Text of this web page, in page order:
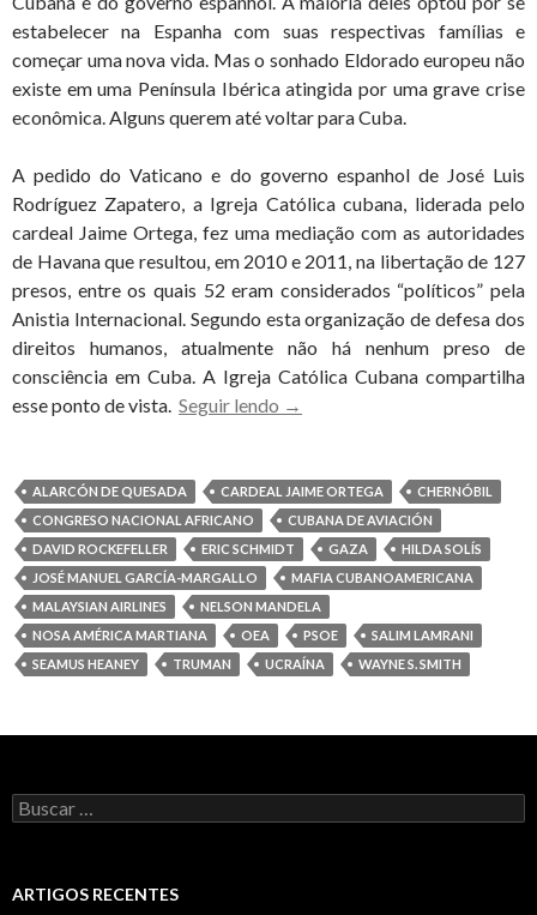
estabelecer na Espanha com suas respectivas famílias e
começar uma nova vida. Mas o sonhado Eldorado europeu não
existe em uma Península Ibérica atingida por uma grave crise
econômica. Alguns querem até voltar para Cuba.
A pedido do Vaticano e do governo espanhol de José Luis
Rodríguez Zapatero, a Igreja Católica cubana, liderada pelo
cardeal Jaime Ortega, fez uma mediação com as autoridades
de Havana que resultou, em 2010 e 2011, na libertação de 127
presos, entre os quais 52 eram considerados “políticos” pela
Anistia Internacional. Segundo esta organização de defesa dos
direitos humanos, atualmente não há nenhum preso de
consciência em Cuba. A Igreja Católica Cubana compartilha
esse ponto de vista. Seguir lendo Voltar
é
o
sonho
que
cresce
entre
os
→
ALARCÓN DE QUESADA CARDEAL JAIME ORTEGA
CHERNÓBIL
CONGRESO NACIONAL AFRICANO
CUBANA DE AVIACIÓN
DAVID ROCKEFELLER
ERIC SCHMIDT GAZA
HILDA SOLÍS
JOSÉ MANUEL GARCÍA-MARGALLO
MAFIA CUBANOAMERICANA
MALAYSIAN AIRLINES
NELSON MANDELA
NOSA AMÉRICA MARTIANA
OEA PSOE
SALIM LAMRANI
SEAMUS HEANEY
TRUMAN UCRAÍNA WAYNE S. SMITH
Buscar:
ARTIGOS RECENTES